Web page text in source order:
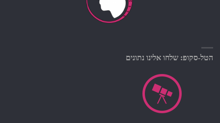
הטל-סקופ: שלחו אלינו נתונים